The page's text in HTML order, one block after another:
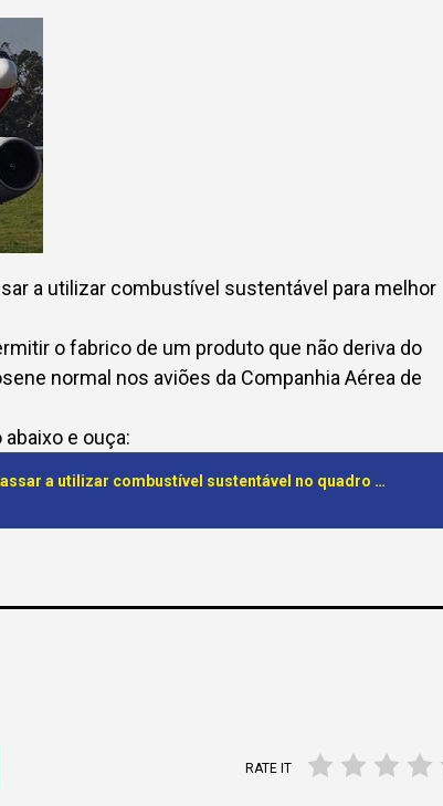
a utilizar combustível sustentável para melhor
o fabrico de um produto que não deriva do
normal nos aviões da Companhia Aérea de
e ouça:
Serviços Nacionais de Aviação vão passar a utilizar combustível sustentável no quadro da protecção do meio ambiente
RATE IT